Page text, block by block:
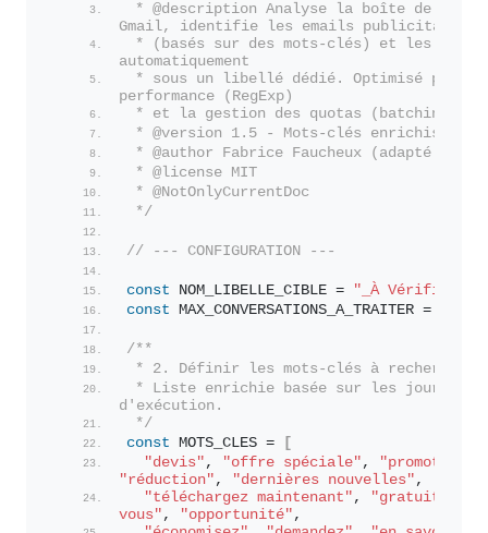
* @description Analyse la boîte de
Gmail, identifie les emails publicitaires
* (basés sur des mots-clés) et les
automatiquement
* sous un libellé dédié. Optimisé pour
performance (RegExp)
* et la gestion des quotas (batching).
* @version 1.5 - Mots-clés enrichis
* @author Fabrice Faucheux (adapté
* @license MIT
* @NotOnlyCurrentDoc
*/
// --- CONFIGURATION ---
const NOM_LIBELLE_CIBLE =
"_À Vérifier
const MAX_CONVERSATIONS_A_TRAITER =
/**
* 2. Définir les mots-clés à rechercher.
* Liste enrichie basée sur les journaux
d'exécution.
*/
const MOTS_CLES =
[
"devis" , "offre spéciale" , "promotion"
"réduction" , "dernières nouvelles" ,
"téléchargez maintenant" , "gratuit"
vous" , "opportunité" ,